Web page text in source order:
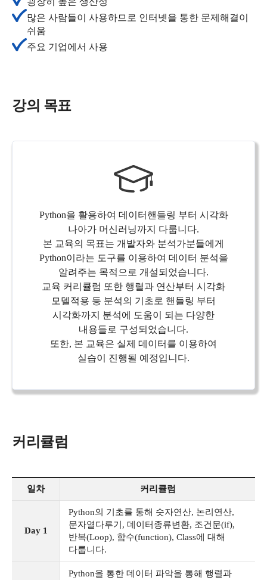
많은 사람들이 사용하므로 인터넷을 통한 문제해결이
쉬움
주요 기업에서 사용
강의 목표
Python을 활용하여 데이터핸들링 부터 시각화
나아가 머신러닝까지 다룹니다.
본 교육의 목표는 개발자와 분석가분들에게
Python이라는 도구를 이용하여 데이터 분석을
알려주는 목적으로 개설되었습니다.
교육 커리큘럼 또한 행렬과 연산부터 시각화
모델적용 등 분석의 기초로 핸들링 부터
시각화까지 분석에 도움이 되는 다양한
내용들로 구성되었습니다.
또한, 본 교육은 실제 데이터를 이용하여
실습이 진행될 예정입니다.
커리큘럼
일차 커리큘럼
Day 1
Python의 기초를 통해 숫자연산, 논리연산,
문자열다루기, 데이터종류변환, 조건문(if),
반복(Loop), 함수(function), Class에 대해
다룹니다.
Python을 통한 데이터 파악을 통해 행렬과